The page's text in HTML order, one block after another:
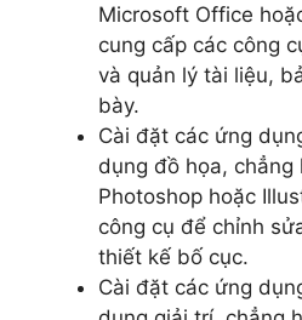
Microsoft Office
cung cấp các công
và quản lý tài liệu,
bày.
Cài đặt các ứng
dụng đồ họa, chẳng
Photoshop hoặc
công cụ để chỉnh
thiết kế bố cục.
Cài đặt các ứng